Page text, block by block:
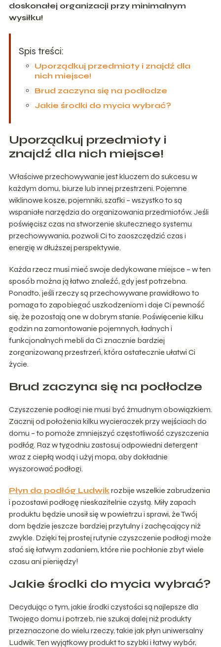
doskonałej organizacji przy minimalnym
wysiłku!
Spis treści:
Uporządkuj przedmioty i znajdź dla
nich miejsce!
Brud zaczyna się na podłodze
Jakie środki do mycia wybrać?
Uporządkuj przedmioty i
znajdź dla nich miejsce!
Właściwe przechowywanie jest kluczem do sukcesu w
każdym domu, biurze lub innej przestrzeni. Pojemne
wiklinowe kosze, pojemniki, szafki – wszystko to są
wspaniałe narzędzia do organizowania przedmiotów. Jeśli
poświęcisz czas na stworzenie skutecznego systemu
przechowywania, pozwoli Ci to zaoszczędzić czas i
energię w dłuższej perspektywie.
Każda rzecz musi mieć swoje dedykowane miejsce – w ten
sposób można ją łatwo znaleźć, gdy jest potrzebna.
Ponadto, jeśli rzeczy są przechowywane prawidłowo to
pomaga to zapobiegać uszkodzeniom i daje Ci pewność
się, że pozostają one w dobrym stanie. Poświęcenie kilku
godzin na zamontowanie pojemnych, ładnych i
funkcjonalnych mebli da Ci znacznie bardziej
zorganizowaną przestrzeń, która ostatecznie ułatwi Ci
życie.
Brud zaczyna się na podłodze
Czyszczenie podłogi nie musi być żmudnym obowiązkiem.
Zacznij od położenia kilku wycieraczek przy wejściach do
domu – to pomoże zmniejszyć częstotliwość czyszczenia
podłóg. Raz w tygodniu zastosuj odpowiedni detergent
wraz z ciepłą wodą i użyj mopa, aby dokładnie
wyszorować podłogi.
Płyn do podłóg Ludwikrozbije wszelkie zabrudzenia
i pozostawi podłogę nieskazitelnie czystą. Miły zapach
produktu będzie unosił się w powietrzu i sprawi, że Twój
dom będzie jeszcze bardziej przytulny i zachęcający niż
zwykle. Dzięki tej prostej rutynie czyszczenie podłogi może
stać się łatwym zadaniem, które nie pochłonie zbyt wiele
czasu ani pieniędzy!
Jakie środki do mycia wybrać?
Decydując o tym, jakie środki czystości są najlepsze dla
Twojego domu i potrzeb, nie szukaj dalej niż produkty
przeznaczone do wielu rzeczy, takie jak płyn uniwersalny
Ludwik. Ten wyjątkowy produkt to szybki i łatwy wybór,